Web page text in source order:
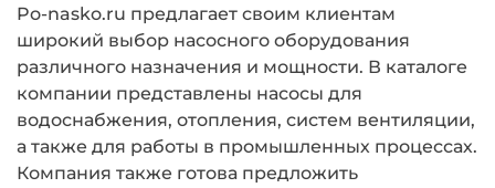
Po-nasko.ru предлагает своим клиентам
широкий выбор насосного оборудования
различного назначения и мощности. В каталоге
компании представлены насосы для
водоснабжения, отопления, систем вентиляции,
а также для работы в промышленных процессах.
Компания также готова предложить